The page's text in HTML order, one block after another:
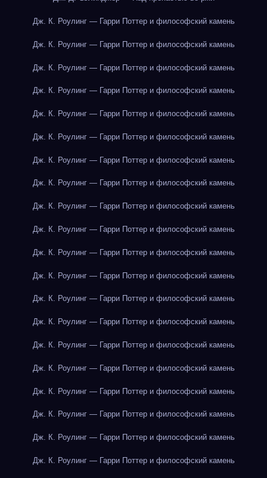
Дж. К. Роулинг — Гарри Поттер и философский камень
Дж. К. Роулинг — Гарри Поттер и философский камень
Дж. К. Роулинг — Гарри Поттер и философский камень
Дж. К. Роулинг — Гарри Поттер и философский камень
Дж. К. Роулинг — Гарри Поттер и философский камень
Дж. К. Роулинг — Гарри Поттер и философский камень
Дж. К. Роулинг — Гарри Поттер и философский камень
Дж. К. Роулинг — Гарри Поттер и философский камень
Дж. К. Роулинг — Гарри Поттер и философский камень
Дж. К. Роулинг — Гарри Поттер и философский камень
Дж. К. Роулинг — Гарри Поттер и философский камень
Дж. К. Роулинг — Гарри Поттер и философский камень
Дж. К. Роулинг — Гарри Поттер и философский камень
Дж. К. Роулинг — Гарри Поттер и философский камень
Дж. К. Роулинг — Гарри Поттер и философский камень
Дж. К. Роулинг — Гарри Поттер и философский камень
Дж. К. Роулинг — Гарри Поттер и философский камень
Дж. К. Роулинг — Гарри Поттер и философский камень
Дж. К. Роулинг — Гарри Поттер и философский камень
Дж. К. Роулинг — Гарри Поттер и философский камень